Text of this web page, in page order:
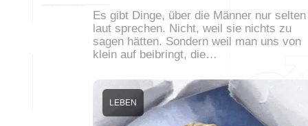
Es gibt Dinge, über die Männer nur selten
laut sprechen. Nicht, weil sie nichts zu
sagen hätten. Sondern weil man uns von
klein auf beibringt, die…
LEBEN